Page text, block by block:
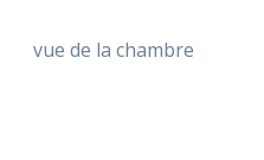
vue de la chambre